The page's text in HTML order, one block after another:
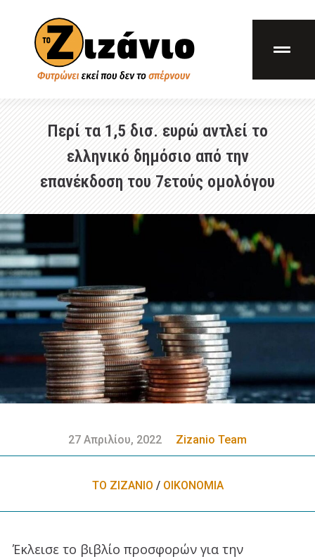
Περί τα 1,5 δισ. ευρώ αντλεί το
ελληνικό δημόσιο από την
επανέκδοση του 7ετούς ομολόγου
27 Απριλίου, 2022 Zizanio Team
ΤΟ ΖΙΖΑΝΙΟ / ΟΙΚΟΝΟΜΙΑ
Έκλεισε το βιβλίο προσφορών για την